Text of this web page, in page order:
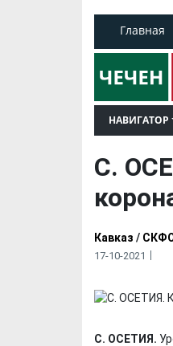
Главная
НАВИГАТОР
С.
Кавказ /
17-10-2021
С. ОСЕТИЯ.